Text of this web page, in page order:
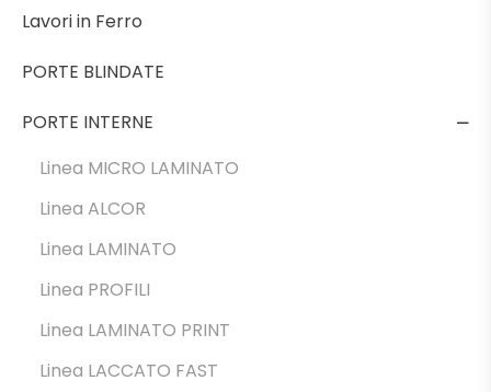
Lavori in Ferro
PORTE BLINDATE
PORTE INTERNE
Linea MICRO LAMINATO
Linea ALCOR
Linea LAMINATO
Linea PROFILI
Linea LAMINATO PRINT
Linea LACCATO FAST